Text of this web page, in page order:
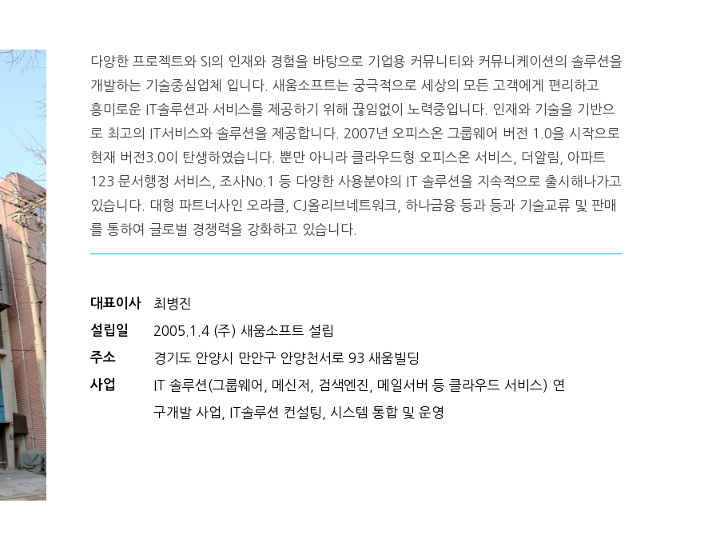
다양한 프로젝트와 SI의 인재와 경험을 바탕으로 기업용 커뮤니티와 커뮤니케이션의 솔루션을
개발하는 기술중심업체 입니다. 새움소프트는 궁극적으로 세상의 모든 고객에게 편리하고
흥미로운 IT솔루션과 서비스를 제공하기 위해 끊임없이 노력중입니다. 인재와 기술을 기반으
로 최고의 IT서비스와 솔루션을 제공합니다. 2007년 오피스온 그룹웨어 버전 1.0을 시작으로
현재 버전3.0이 탄생하였습니다. 뿐만 아니라 클라우드형 오피스온 서비스, 더알림, 아파트
123 문서행정 서비스, 조사No.1 등 다양한 사용분야의 IT 솔루션을 지속적으로 출시해나가고
있습니다. 대형 파트너사인 오라클, CJ올리브네트워크, 하나금융 등과 등과 기술교류 및 판매
를 통하여 글로벌 경쟁력을 강화하고 있습니다.
대표이사
설립일
주소
사업
최병진
2005.1.4 (주) 새움소프트 설립
경기도 안양시 만안구 안양천서로 93 새움빌딩
IT 솔루션(그룹웨어, 메신저, 검색엔진, 메일서버 등 클라우드 서비스) 연
구개발 사업, IT솔루션 컨설팅, 시스템 통합 및 운영